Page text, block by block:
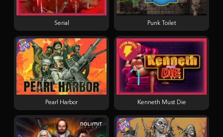
Kenneth Must Die
Serial Punk Toilet
Pearl Harbor